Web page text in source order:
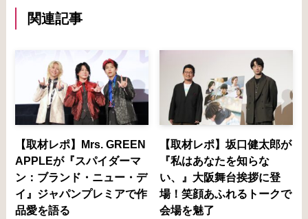
関連記事
【取材レポ】Mrs. GREEN
APPLEが『スパイダーマ
ン：ブランド・ニュー・デ
イ』ジャパンプレミアで作
品愛を語る
【取材レポ】坂口健太郎が
『私はあなたを知らな
い、』大阪舞台挨拶に登
場！笑顔あふれるトークで
会場を魅了